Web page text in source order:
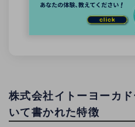
株式会社イトーヨーカ
いて書かれた特徴